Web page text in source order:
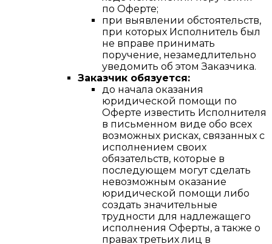
по Оферте;
при выявлении обстоятельств,
при которых Исполнитель был
не вправе принимать
поручение, незамедлительно
уведомить об этом Заказчика.
Заказчик обязуется:
до начала оказания
юридической помощи по
Оферте известить Исполнителя
в письменном виде обо всех
возможных рисках, связанных с
исполнением своих
обязательств, которые в
последующем могут сделать
невозможным оказание
юридической помощи либо
создать значительные
трудности для надлежащего
исполнения Оферты, а также о
правах третьих лиц в